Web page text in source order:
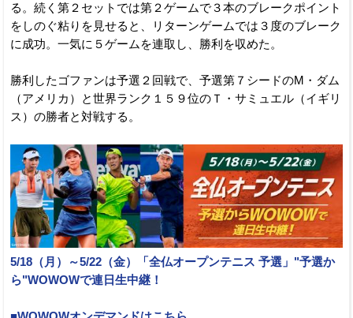
る。続く第２セットでは第２ゲームで３本のブレークポイント
をしのぐ粘りを見せると、リターンゲームでは３度のブレーク
に成功。一気に５ゲームを連取し、勝利を収めた。
勝利したゴファンは予選２回戦で、予選第７シードのM・ダム
（アメリカ）と世界ランク１５９位のＴ・サミュエル（イギリ
ス）の勝者と対戦する。
5/18（月）～5/22（金）「全仏オープンテニス 予選」"予選か
ら"WOWOWで連日生中継！